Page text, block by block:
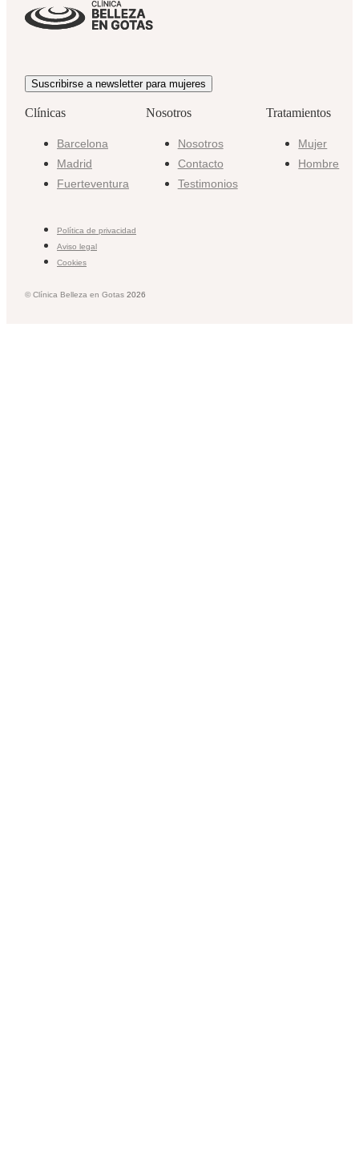
Suscribirse a newsletter para mujeres
Clínicas
Barcelona
Madrid
Fuerteventura
Nosotros
Nosotros
Contacto
Testimonios
Tratamientos
Mujer
Hombre
Política de privacidad
Aviso legal
Cookies
© Clínica Belleza en Gotas 2026